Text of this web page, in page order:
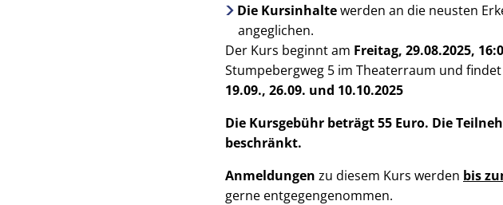
Die Kursinhaltewerden an die neusten
angeglichen.
Der Kurs beginnt am Freitag, 29.08.2025,
Stumpebergweg 5 im Theaterraum und
19.09., 26.09. und 10.10.2025
Die Kursgebühr beträgt 55 Euro. Die
beschränkt.
Anmeldungen zu diesem Kurs werden bis
gerne entgegengenommen.